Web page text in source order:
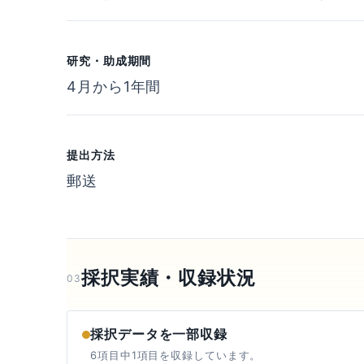
研究・助成期間
4月から1年間
提出方法
郵送
03採択実績・収録状況
採択データを一部収録
6項目中1項目を収録しています。